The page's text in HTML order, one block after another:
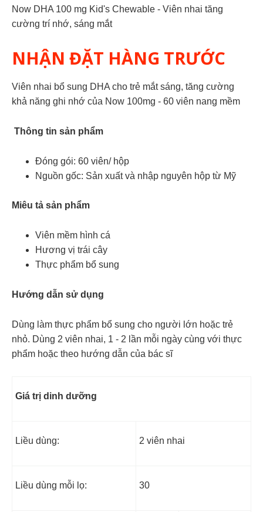
Now DHA 100 mg Kid's Chewable - Viên nhai tăng
cường trí nhớ, sáng mắt
NHẬN ĐẶT HÀNG TRƯỚC
Viên nhai bổ sung DHA cho trẻ mắt sáng, tăng cường
khả năng ghi nhớ của Now 100mg - 60 viên nang mềm
Thông tin sản phẩm
Đóng gói: 60 viên/ hộp
Nguồn gốc: Sản xuất và nhập nguyên hộp từ Mỹ
Miêu tả sản phẩm
Viên mềm hình cá
Hương vị trái cây
Thực phẩm bổ sung
Hướng dẫn sử dụng
Dùng làm thực phẩm bổ sung cho người lớn hoặc trẻ
nhỏ. Dùng 2 viên nhai, 1 - 2 lần mỗi ngày cùng với thực
phẩm hoặc theo hướng dẫn của bác sĩ
Giá trị dinh dưỡng
Liều dùng: 2 viên nhai
Liều dùng mỗi lọ: 30